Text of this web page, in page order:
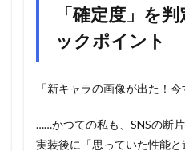
「確定度」を
ックポイント
「新キャラの画像が出た！
……かつての私も、SNSの断
実装後に「思っていた性能